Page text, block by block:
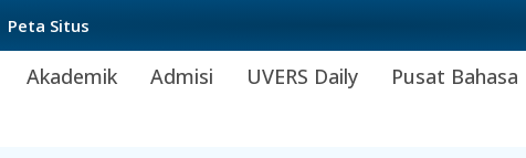
Peta Situs
Akademik Admisi UVERS Daily Pusat Bahasa